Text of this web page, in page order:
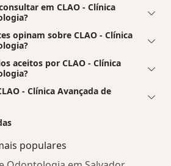
em CLAO - Clínica
opinam sobre CLAO - Clínica
aceitos por CLAO - Clínica
- Clínica Avançada de
populares